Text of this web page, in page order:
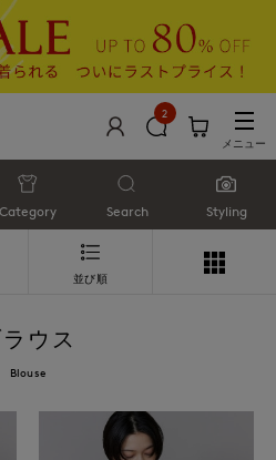
2
メニュー
Category Search Styling
並び順
ウス
Blouse